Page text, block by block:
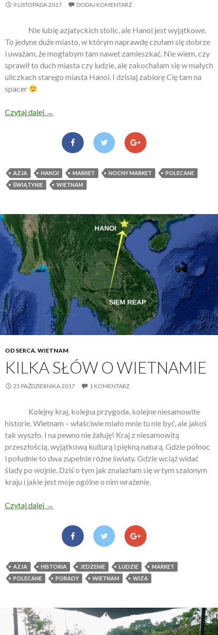
9 LISTOPADA 2017 DODAJ KOMENTARZ
Nie lubię azjatyckich stolic, ale Hanoi jest wyjątkowe.
To jedyne duże miasto, w którym naprawdę czułam się dobrze
i uważam, że mogłabym tam nawet zamieszkać. Nie wiem, czy
sprawił to duch miasta czy ludzie, ale zakochałam się w małych
uliczkach starego miasta Hanoi. I dzisiaj zabiorę Cię tam na
spacer
Czytaj dalej Spacer po Hanoi
→
AZJA HANOI MARKET NOCNY MARKET
POLECANE
ŚWIĄTYNIE
WIETNAM
OD SERCA, WIETNAM
KILKA SŁÓW O WIETNAMIE
25 PAŹDZIERNIKA 2017 1 KOMENTARZ
Kolejny kraj, kolejna przygoda, kolejne niesamowite
historie. Wietnam – właściwie miało mnie tu nie być, ale jakoś
tak wyszło. I na pewno nie żałuję! Kraj z niesamowitą
przeszłością, wyjątkową kulturą i piękną naturą. Gdzie północ
i południe to dwa zupełnie różne światy. Gdzie wciąż widać
ślady po wojnie. Dziś o tym jak znalazłam się w tym szalonym
kraju i jakie jest moje ogólne o nim wrażenie.
Czytaj dalej Kilka słów o Wietnamie
→
AZJA HISTORIA JEDZENIE LUDZIE
MARKET
POLECANE
PORADY WIETNAM WIZA